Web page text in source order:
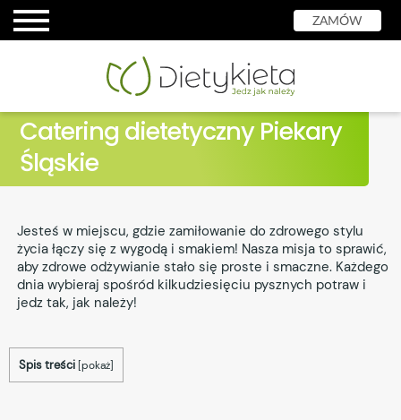
ZAMÓW
Catering dietetyczny Piekary
Śląskie
Jesteś w miejscu, gdzie zamiłowanie do zdrowego stylu
życia łączy się z wygodą i smakiem! Nasza misja to sprawić,
aby zdrowe odżywianie stało się proste i smaczne. Każdego
dnia wybieraj spośród kilkudziesięciu pysznych potraw i
jedz tak, jak należy!
Spis treści [pokaż]